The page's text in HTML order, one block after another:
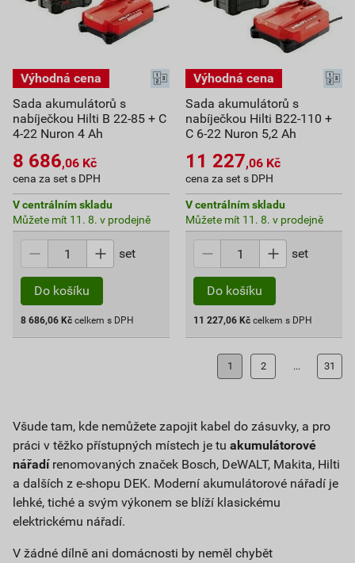
Sada akumulátorů s
nabíječkou Hilti B 22-85 + C
4-22 Nuron 4 Ah
8 686,06 Kč
cena za set s DPH
V centrálním skladu
Můžete mít 11. 8. v prodejně
set
Do košíku
8 686,06 Kč celkem s DPH
Sada akumulátorů s
nabíječkou Hilti B22-110 +
C 6-22 Nuron 5,2 Ah
11 227,06 Kč
cena za set s DPH
V centrálním skladu
Můžete mít 11. 8. v prodejně
set
Do košíku
11 227,06 Kč celkem s DPH
1 2 ... 31
Všude tam, kde nemůžete zapojit kabel do zásuvky, a pro
práci v těžko přístupných místech je tu akumulátorové
nářadírenomovaných značek Bosch, DeWALT, Makita, Hilti
a dalších z e-shopu DEK. Moderní akumulátorové nářadí je
lehké, tiché a svým výkonem se blíží klasickému
elektrickému nářadí.
V žádné dílně ani domácnosti by neměl chybět